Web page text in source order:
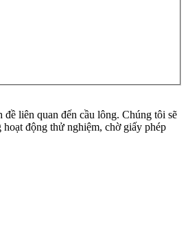
liên quan đến cầu lông. Chúng tôi sẽ
động thử nghiệm, chờ giấy phép